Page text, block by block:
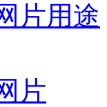
片用途
片